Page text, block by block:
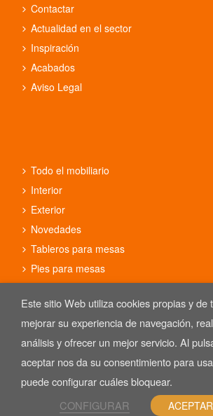
Contactar
Actualidad en el sector
Inspiración
Acabados
Aviso Legal
Todo el mobiliario
Interior
Exterior
Novedades
Tableros para mesas
Pies para mesas
Copyright © 2025 REYMA mobiliario de
Aviso Legal
Política de Privacidad
Este sitio Web utiliza cookies propias y de
mejorar su experiencia de navegación,
análisis y ofrecer un mejor servicio. Al
aceptar nos da su consentimiento para
puede configurar cuáles bloquear.
CONFIGURAR
ACEPTAR